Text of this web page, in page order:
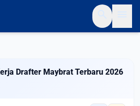
Drafter Maybrat Terbaru 2026